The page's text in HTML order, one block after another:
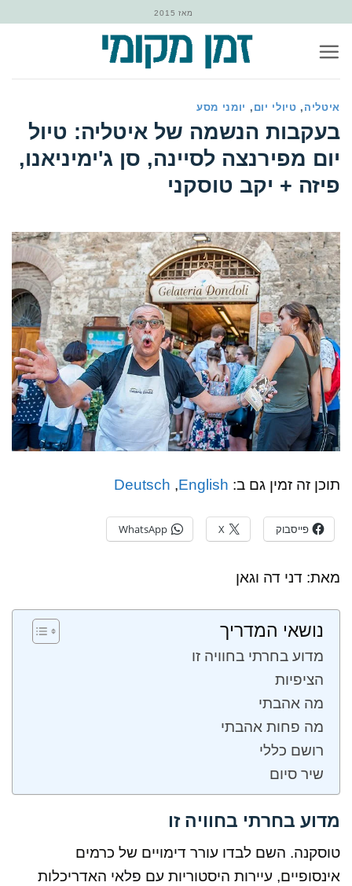
content
מאז 2015
איטליה , טיולי יום , יומני מסע
‏בעקבות הנשמה של איטליה: טיול
יום מפירנצה לסיינה, סן ג'ימיניאנו,
פיזה + יקב טוסקני
תוכן זה זמין גם ב: English
Deutsch
פייסבוק X
WhatsApp
מאת: דני דה וגאן
נושאי המדריך
מדוע בחרתי בחוויה זו
הציפיות
מה אהבתי
מה פחות אהבתי
רושם כללי
שיר סיום
מדוע בחרתי בחוויה זו
טוסקנה. השם לבדו עורר דימויים של כרמים
אינסופיים, עיירות היסטוריות עם פלאי האדריכלות